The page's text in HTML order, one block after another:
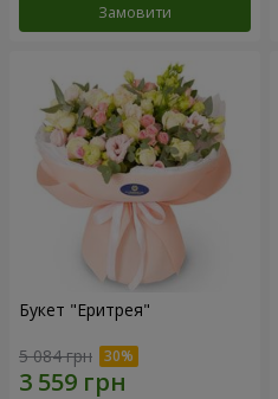
Замовити
Букет "Еритрея"
5 084 грн